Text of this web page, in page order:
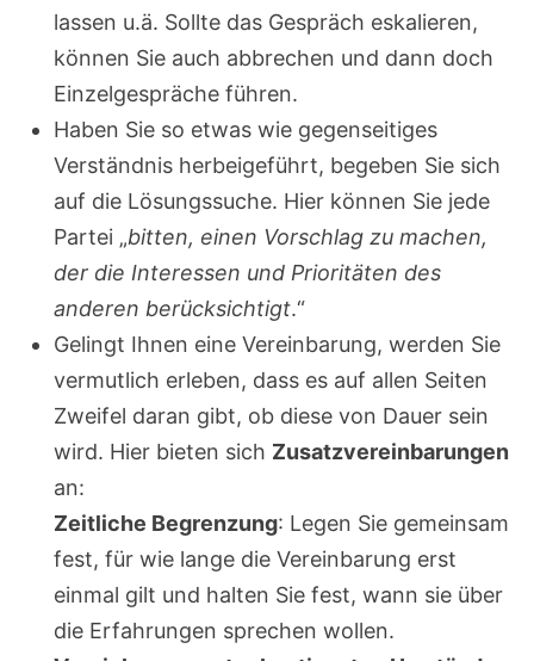
lassen u.ä. Sollte das Gespräch eskalieren,
können Sie auch abbrechen und dann doch
Einzelgespräche führen.
Haben Sie so etwas wie gegenseitiges
Verständnis herbeigeführt, begeben Sie sich
auf die Lösungssuche. Hier können Sie jede
Partei „bitten, einen Vorschlag zu machen,
der die Interessen und Prioritäten des
anderen berücksichtigt.“
Gelingt Ihnen eine Vereinbarung, werden Sie
vermutlich erleben, dass es auf allen Seiten
Zweifel daran gibt, ob diese von Dauer sein
wird. Hier bieten sich Zusatzvereinbarungen
an:
Zeitliche Begrenzung: Legen Sie gemeinsam
fest, für wie lange die Vereinbarung erst
einmal gilt und halten Sie fest, wann sie über
die Erfahrungen sprechen wollen.